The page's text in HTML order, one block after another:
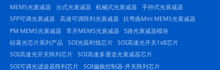
MEMS光衰减器
台式光衰减器 机械式光衰减器
手持式光衰减器
SFP可调光衰减器
高速可调阵列光衰减器 抗弯曲Mini MEMS光衰减器
PM MEMS光衰减器
常开MEMS光衰减器 5路光衰减器模块
硅基光芯片系列产品
SOI光延时线芯片 SOI高速光开关1x8芯片
SOI高速光开关阵列芯片 SOI高速多通道光衰减器芯片
SOI可调光滤波器阵列芯片 SOI偏振控制器-开关阵列芯片